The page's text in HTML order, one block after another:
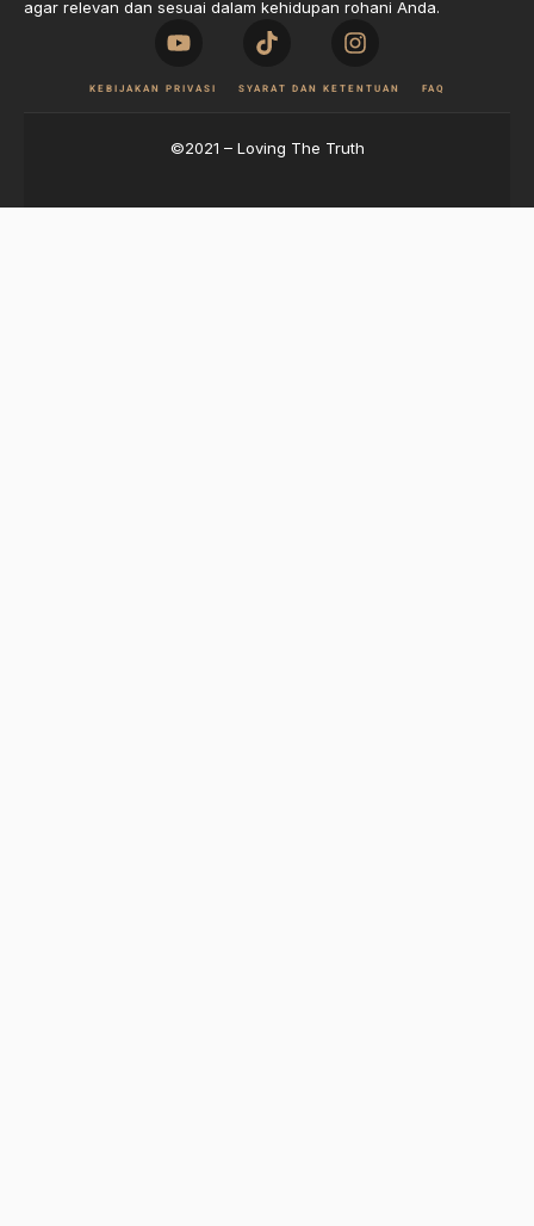
agar relevan dan sesuai dalam kehidupan rohani Anda.
KEBIJAKAN PRIVASI SYARAT DAN KETENTUAN FAQ
©2021 – Loving The Truth